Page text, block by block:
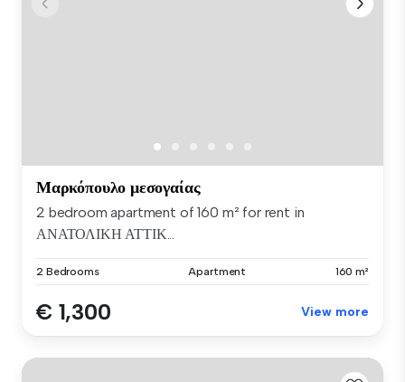
Μαρκόπουλο μεσογαίας
2 bedroom apartment of 160 m² for rent in
ΑΝΑΤΟΛΙΚΗ ΑΤΤΙΚ...
2 Bedrooms Apartment 160 m²
€ 1,300 View more